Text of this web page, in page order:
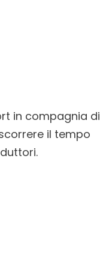
in compagnia di
il tempo